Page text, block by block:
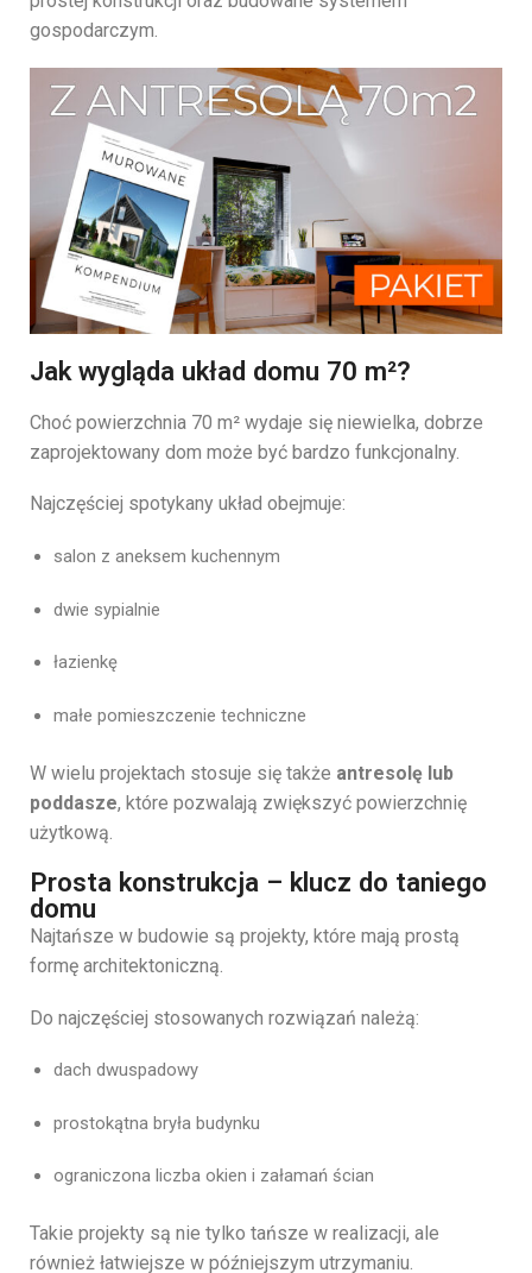
gospodarczym.
Jak wygląda układ domu 70 m²?
Choć powierzchnia 70 m² wydaje się niewielka, dobrze
zaprojektowany dom może być bardzo funkcjonalny.
Najczęściej spotykany układ obejmuje:
salon z aneksem kuchennym
dwie sypialnie
łazienkę
małe pomieszczenie techniczne
W wielu projektach stosuje się także antresolę lub
poddasze, które pozwalają zwiększyć powierzchnię
użytkową.
Prosta konstrukcja – klucz do taniego
domu
Najtańsze w budowie są projekty, które mają prostą
formę architektoniczną.
Do najczęściej stosowanych rozwiązań należą:
dach dwuspadowy
prostokątna bryła budynku
ograniczona liczba okien i załamań ścian
Takie projekty są nie tylko tańsze w realizacji, ale
również łatwiejsze w późniejszym utrzymaniu.